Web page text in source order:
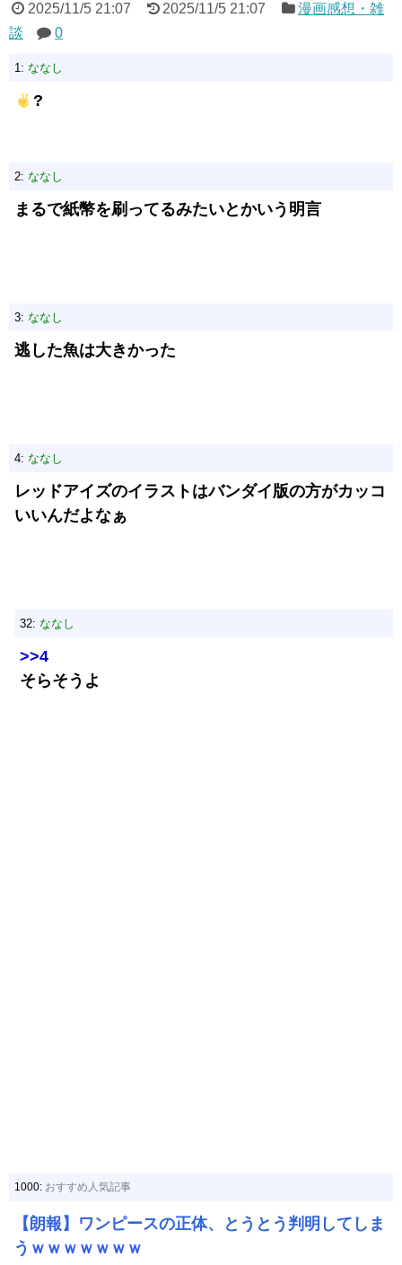
2025/11/5 21:07 2025/11/5 21:07
漫画感想・雑
談
0
1: ななし
?
2: ななし
まるで紙幣を刷ってるみたいとかいう明言
3: ななし
逃した魚は大きかった
4: ななし
レッドアイズのイラストはバンダイ版の方がカッコ
いいんだよなぁ
32: ななし
>>4
そらそうよ
1000: おすすめ人気記事
【朗報】ワンピースの正体、とうとう判明してしま
うｗｗｗｗｗｗｗ